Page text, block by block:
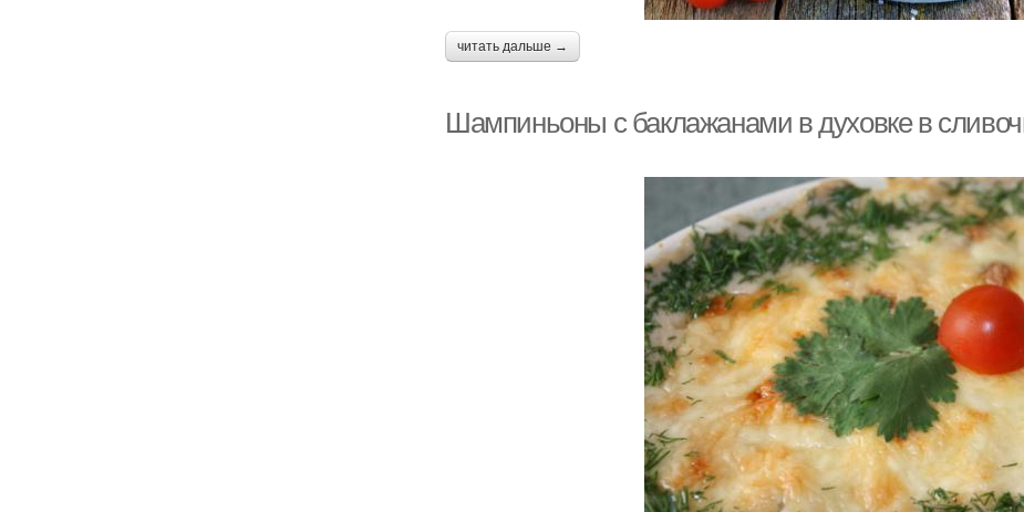
читать дальше →
Шампиньоны с баклажанами в духовке в